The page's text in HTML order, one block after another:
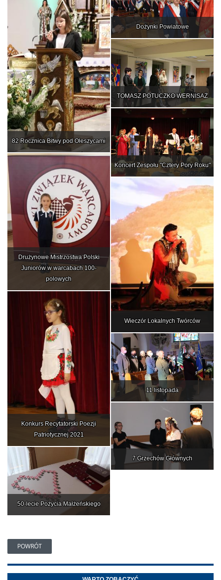
Dożynki Powiatowe
82 Rocznica Bitwy pod Oleszycami
TOMASZ POTUCZKO WERNISAŻ
Koncert Zespołu "Cztery Pory Roku"
Drużynowe Mistrzostwa Polski
Juniorów w warcabach 100-
polowych
Wieczór Lokalnych Twórców
Konkurs Recytatorski Poezji
Patriotycznej 2021
11 listopada
7 Grzechów Głównych
50-lecie Pożycia Małżeńskiego
POWRÓT